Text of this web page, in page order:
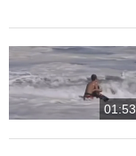
01:53